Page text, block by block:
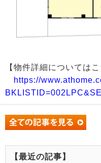
【物件詳細については
https://
BKLISTID=002LPC&SE
【最近の記事】